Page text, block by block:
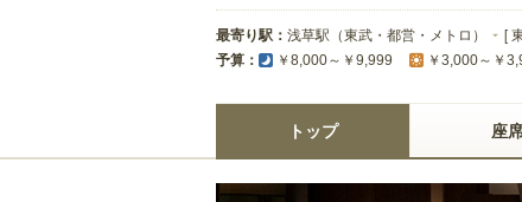
最寄り駅： 浅草駅（東武・都営・メトロ） [
予算： ￥8,000～￥9,999 ￥3,000～￥
トップ 座